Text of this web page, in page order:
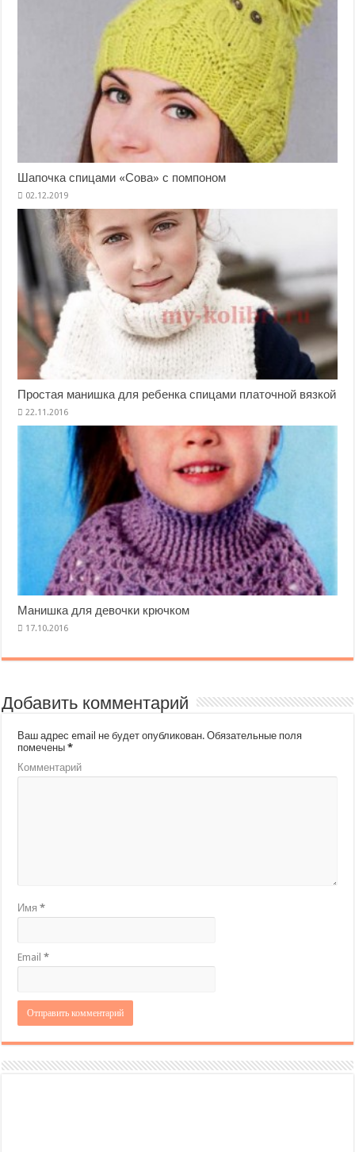
Шапочка спицами «Сова» с помпоном
Простая манишка для ребенка спицами платочной вязкой
Манишка для девочки крючком
Добавить комментарий
Ваш адрес email не будет опубликован. Обязательные поля
помечены*
Комментарий
Имя*
Email*